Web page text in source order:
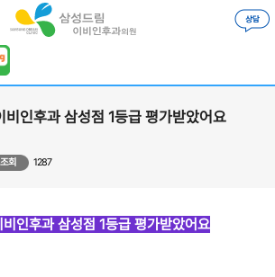
비인후과 삼성점 1등급 평가받았어요
조회 1287
인후과 삼성점 1등급 평가받았어요